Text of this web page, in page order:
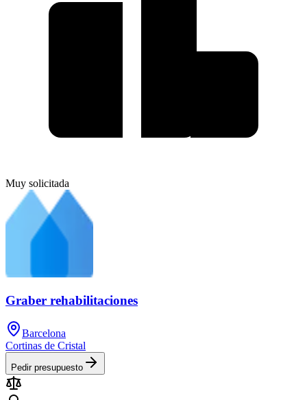
Muy solicitada
Graber rehabilitaciones
Barcelona
Cortinas de Cristal
Pedir presupuesto